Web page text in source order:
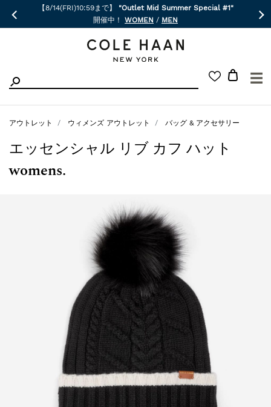
【8/14(FRI)10:59まで】
"Outlet Mid Summer Special #1"
開催中！ WOMEN / MEN
☰
アウトレット ウィメンズ アウトレット バッグ & アクセサリー
エッセンシャル リブ カフ ハット
womens.